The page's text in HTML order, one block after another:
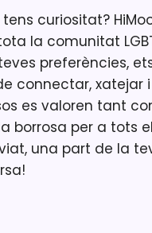
curiositat?
la comunitat
preferències,
connectar, xatejar
es valoren tant
borrosa per a tots
una part de la